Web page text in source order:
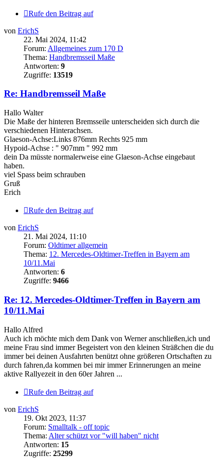
Rufe den Beitrag auf
von ErichS
22. Mai 2024, 11:42
Forum: Allgemeines zum 170 D
Thema: Handbremsseil Maße
Antworten: 9
Zugriffe: 13519
Re: Handbremsseil Maße
Hallo Walter
Die Maße der hinteren Bremsseile unterscheiden sich durch die
verschiedenen Hinterachsen.
Glaeson-Achse:Links 876mm Rechts 925 mm
Hypoid-Achse : " 907mm " 992 mm
dein Da müsste normalerweise eine Glaeson-Achse eingebaut
haben.
viel Spass beim schrauben
Gruß
Erich
Rufe den Beitrag auf
von ErichS
21. Mai 2024, 11:10
Forum: Oldtimer allgemein
Thema: 12. Mercedes-Oldtimer-Treffen in Bayern am
10/11.Mai
Antworten: 6
Zugriffe: 9466
Re: 12. Mercedes-Oldtimer-Treffen in Bayern am
10/11.Mai
Hallo Alfred
Auch ich möchte mich dem Dank von Werner anschließen,ich und
meine Frau sind immer Begeistert von den kleinen Sträßchen die du
immer bei deinen Ausfahrten benützt ohne größeren Ortschaften zu
durch fahren,da kommen bei mir immer Erinnerungen an meine
aktive Rallyezeit in den 60er Jahren ...
Rufe den Beitrag auf
von ErichS
19. Okt 2023, 11:37
Forum: Smalltalk - off topic
Thema: Alter schützt vor "will haben" nicht
Antworten: 15
Zugriffe: 25299